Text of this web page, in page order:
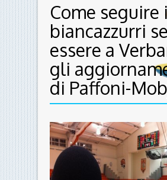
Come seguire
biancazzurri
essere a
gli
di Paffoni-